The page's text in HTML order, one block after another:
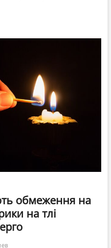
обмеження на
на тлі